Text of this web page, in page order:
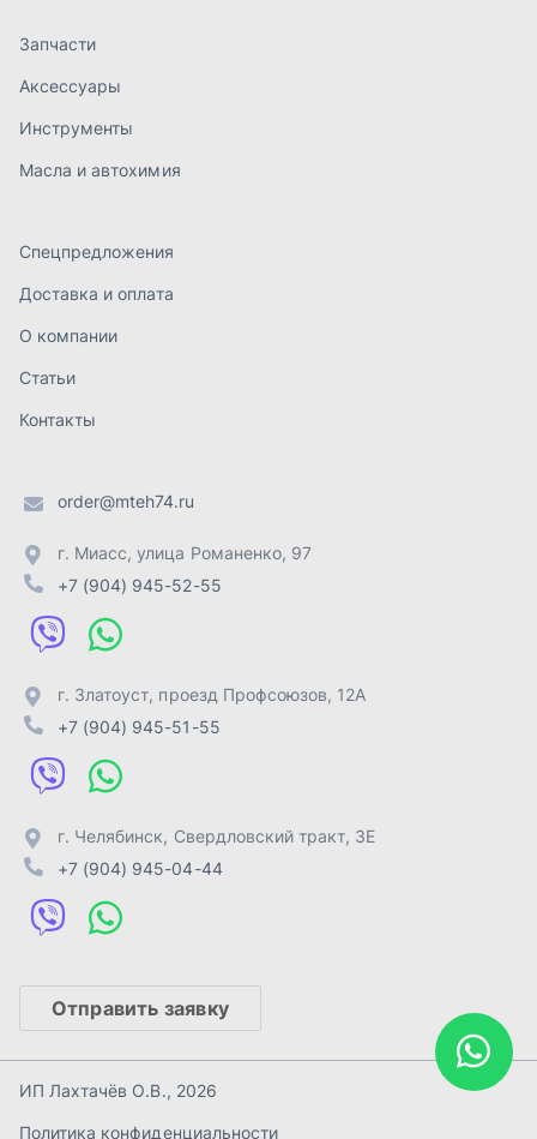
Контакты
order@mteh74.ru
+7 (904) 945-52-55
г. Златоуст
г. Челябинск
+7 (904) 945-04-44
Отправить заявку
ИП Лахтачёв О.В.
Разработка -